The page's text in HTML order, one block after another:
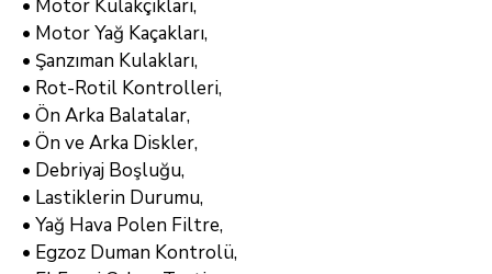
• Motor Kulakçıkları,
• Motor Yağ Kaçakları,
• Şanzıman Kulakları,
• Rot-Rotil Kontrolleri,
• Ön Arka Balatalar,
• Ön ve Arka Diskler,
• Debriyaj Boşluğu,
• Lastiklerin Durumu,
• Yağ Hava Polen Filtre,
• Egzoz Duman Kontrolü,